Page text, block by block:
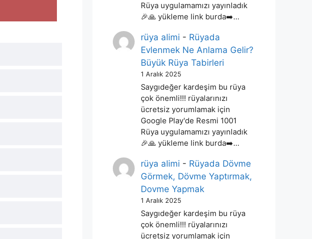
Rüya uygulamamızı yayınladık
🎉🙏 yükleme link burda➡️…
rüya alimi - Rüyada
Evlenmek Ne Anlama Gelir?
Büyük Rüya Tabirleri
1 Aralık 2025
Saygıdeğer kardeşim bu rüya
çok önemli!!! rüyalarınızı
ücretsiz yorumlamak için
Google Play'de Resmi 1001
Rüya uygulamamızı yayınladık
🎉🙏 yükleme link burda➡️…
rüya alimi - Rüyada Dövme
Görmek, Dövme Yaptırmak,
Dovme Yapmak
1 Aralık 2025
Saygıdeğer kardeşim bu rüya
çok önemli!!! rüyalarınızı
ücretsiz yorumlamak için